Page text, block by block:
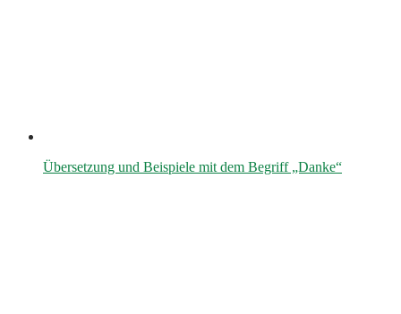
Übersetzung und Beispiele mit dem Begriff „Danke“